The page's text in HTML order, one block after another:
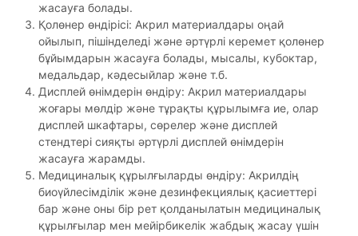
жасауға болады.
Қолөнер өндірісі: Акрил материалдары оңай
ойылып, пішінделеді және әртүрлі керемет қолөнер
бұйымдарын жасауға болады, мысалы, кубоктар,
медальдар, кәдесыйлар және т.б.
Дисплей өнімдерін өндіру: Акрил материалдары
жоғары мөлдір және тұрақты құрылымға ие, олар
дисплей шкафтары, сөрелер және дисплей
стендтері сияқты әртүрлі дисплей өнімдерін
жасауға жарамды.
Медициналық құрылғыларды өндіру: Акрилдің
биоүйлесімділік және дезинфекциялық қасиеттері
бар және оны бір рет қолданылатын медициналық
құрылғылар мен мейірбикелік жабдық жасау үшін